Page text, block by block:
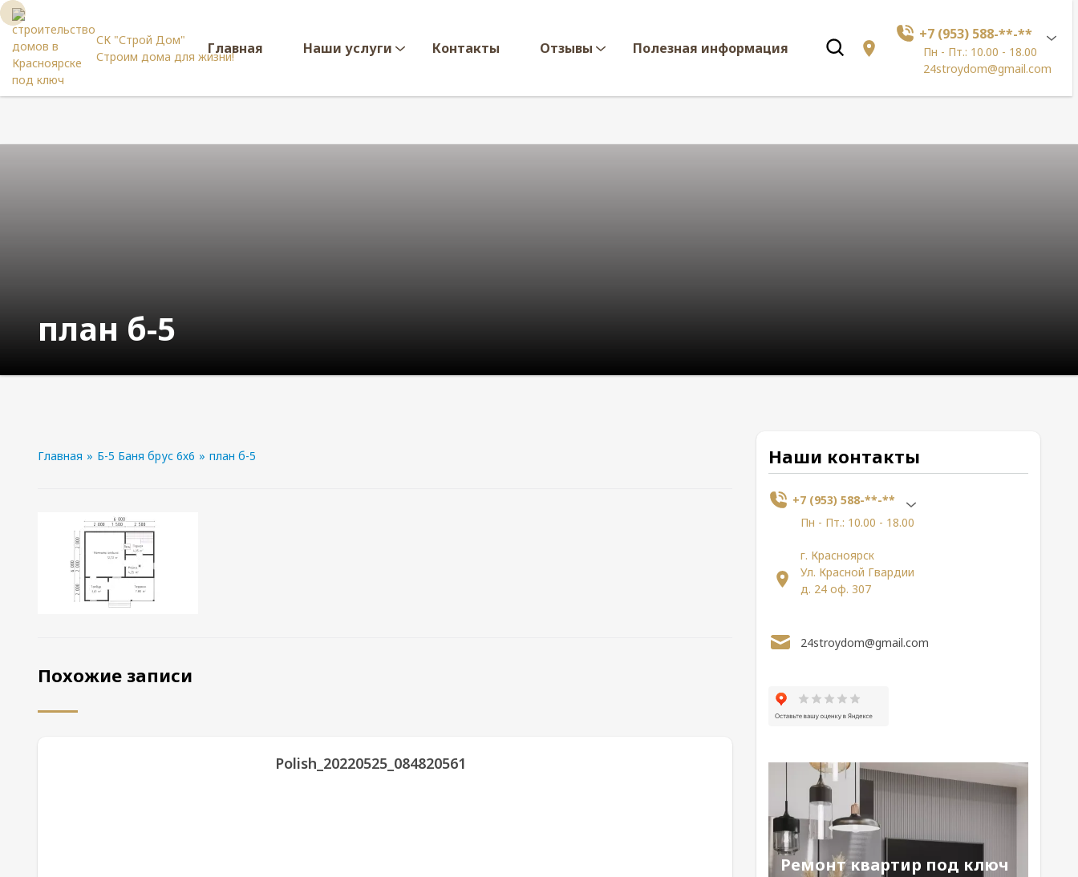
СК "Строй Дом"
Строим дома для жизни!Главная Наши услуги Контакты Отзывы Полезная информация
+7 (953) 588-**-**
Пн - Пт.: 10.00 - 18.00
24stroydom@gmail.com
план б-5
Главная » Б-5 Баня брус 6х6 » план б-5
Похожие записи
Polish_20220525_084820561
Наши контакты
+7 (953) 588-**-**
Пн - Пт.: 10.00 - 18.00
г. Красноярск
Ул. Красной Гвардии
д. 24 оф. 307
24stroydom@gmail.com
Ремонт квартир под ключ